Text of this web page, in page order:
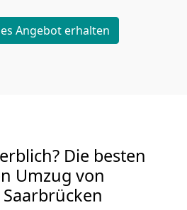
Angebot erhalten
Die besten
Umzug von